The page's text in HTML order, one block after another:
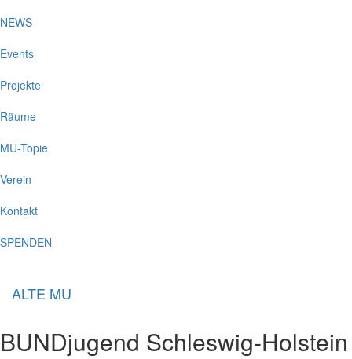
NEWS
Events
Projekte
Räume
MU-Topie
Verein
Kontakt
SPENDEN
ALTE MU
BUNDjugend Schleswig-Holstein